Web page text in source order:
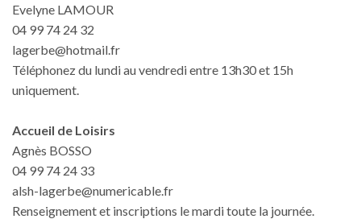
Evelyne LAMOUR
04 99 74 24 32
lagerbe@hotmail.fr
Téléphonez du lundi au vendredi entre 13h30 et 15h
uniquement.
Accueil de Loisirs
Agnès BOSSO
04 99 74 24 33
alsh-lagerbe@numericable.fr
Renseignement et inscriptions le mardi toute la journée.